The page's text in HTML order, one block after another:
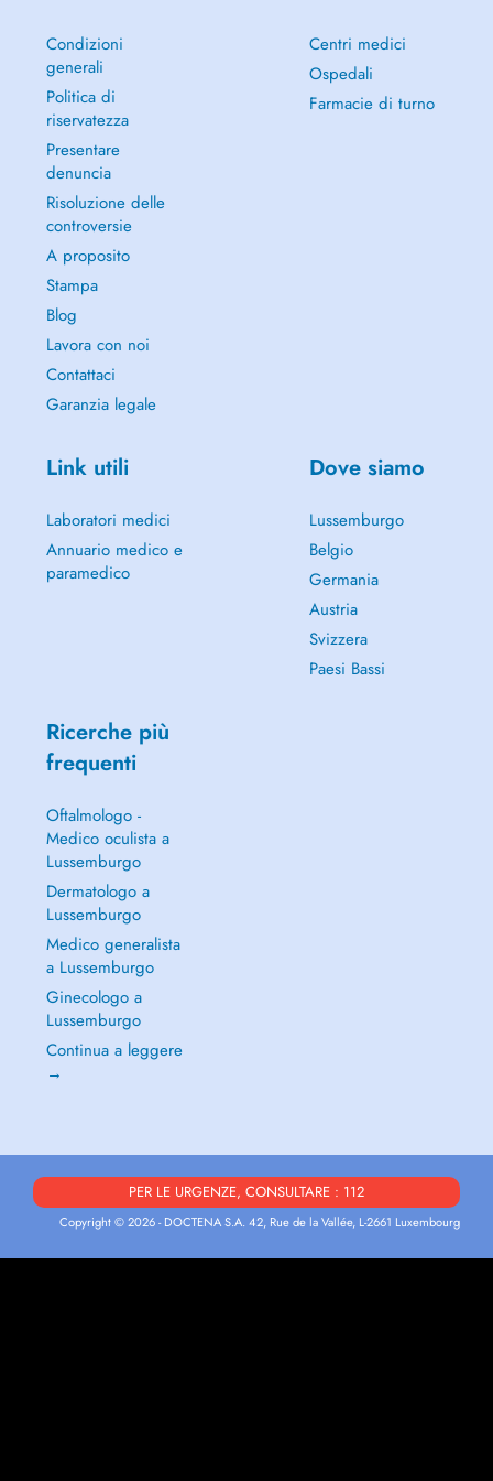
Condizioni
generali
Politica di
riservatezza
Presentare
denuncia
Risoluzione delle
controversie
A proposito
Stampa
Blog
Lavora con noi
Contattaci
Garanzia legale
Centri medici
Ospedali
Farmacie di turno
Link utili
Laboratori medici
Annuario medico e
paramedico
Dove siamo
Lussemburgo
Belgio
Germania
Austria
Svizzera
Paesi Bassi
Ricerche più
frequenti
Oftalmologo -
Medico oculista a
Lussemburgo
Dermatologo a
Lussemburgo
Medico generalista
a Lussemburgo
Ginecologo a
Lussemburgo
Continua a leggere
→
PER LE URGENZE, CONSULTARE : 112
Copyright © 2026 - DOCTENA S.A. 42, Rue de la Vallée, L-2661 Luxembourg